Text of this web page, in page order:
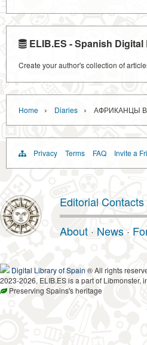
ELIB.ES - Spanish
Create your author's collection of
Home › Diaries › АФРИКАНЦЫ
Privacy Terms FAQ Invite a
Editorial Contacts
About · News ·
Digital Library of Spain ® All rights
2023-2026, ELIB.ES is a part of Libmonster,
Preserving Spains's heritage